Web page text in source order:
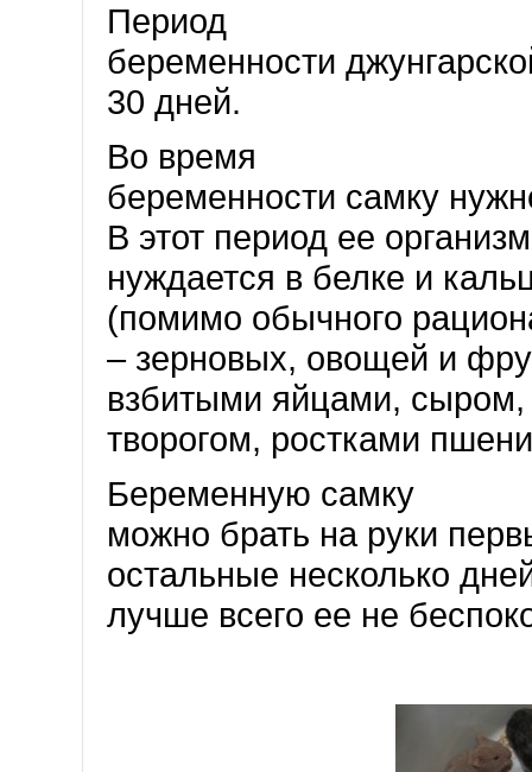
Период
беременности
30 дней.
Во время
беременности самку
В этот период ее организм
нуждается в белке и
(помимо обычного
– зерновых, овощей и
взбитыми яйцами, сыром,
творогом, ростками
Беременную самку
можно брать на руки
остальные несколько
лучше всего ее не